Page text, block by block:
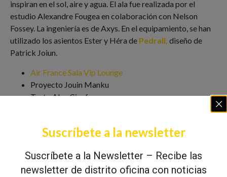
inspiran en el sol, aire y agua. El ala fue realizada por el
estudio Alexandre Fougea en colaboración con Nelson
Fossey. La ingeniería es de Axys. En el equipamiento, se han
utilizado los asientos Ester y Héra de Pedrali, diseño de
Patrick Joiun.
Air France Sala Vip Lounge
Proyecto Jouin Manku
Texto Alex Cienfuegos
Suscríbete a la newsletter
Suscríbete a la Newsletter – Recibe las
newsletter de distrito oficina con noticias